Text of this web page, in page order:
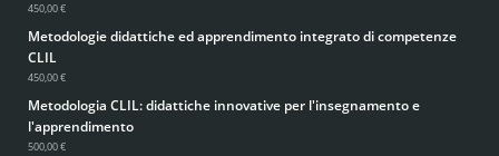
450,00 €
Metodologie didattiche ed apprendimento integrato di competenze
CLIL
450,00 €
Metodologia CLIL: didattiche innovative per l'insegnamento e
l'apprendimento
500,00 €